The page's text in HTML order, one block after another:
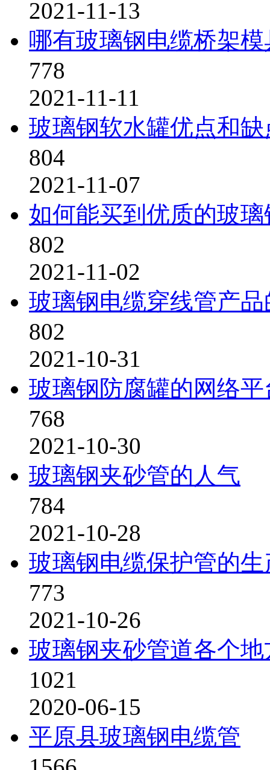
2021-11-13
哪有玻璃钢电缆桥架模
778
2021-11-11
玻璃钢软水罐优点和
804
2021-11-07
如何能买到优质的玻
802
2021-11-02
玻璃钢电缆穿线管产
802
2021-10-31
玻璃钢防腐罐的网络平
768
2021-10-30
玻璃钢夹砂管的人气
784
2021-10-28
玻璃钢电缆保护管的
773
2021-10-26
玻璃钢夹砂管道各个
1021
2020-06-15
平原县玻璃钢电缆管